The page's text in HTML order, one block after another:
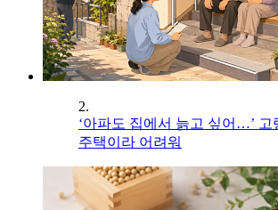
2.
‘아파도 집에서 늙고 싶어…’ 고
주택이라 어려워